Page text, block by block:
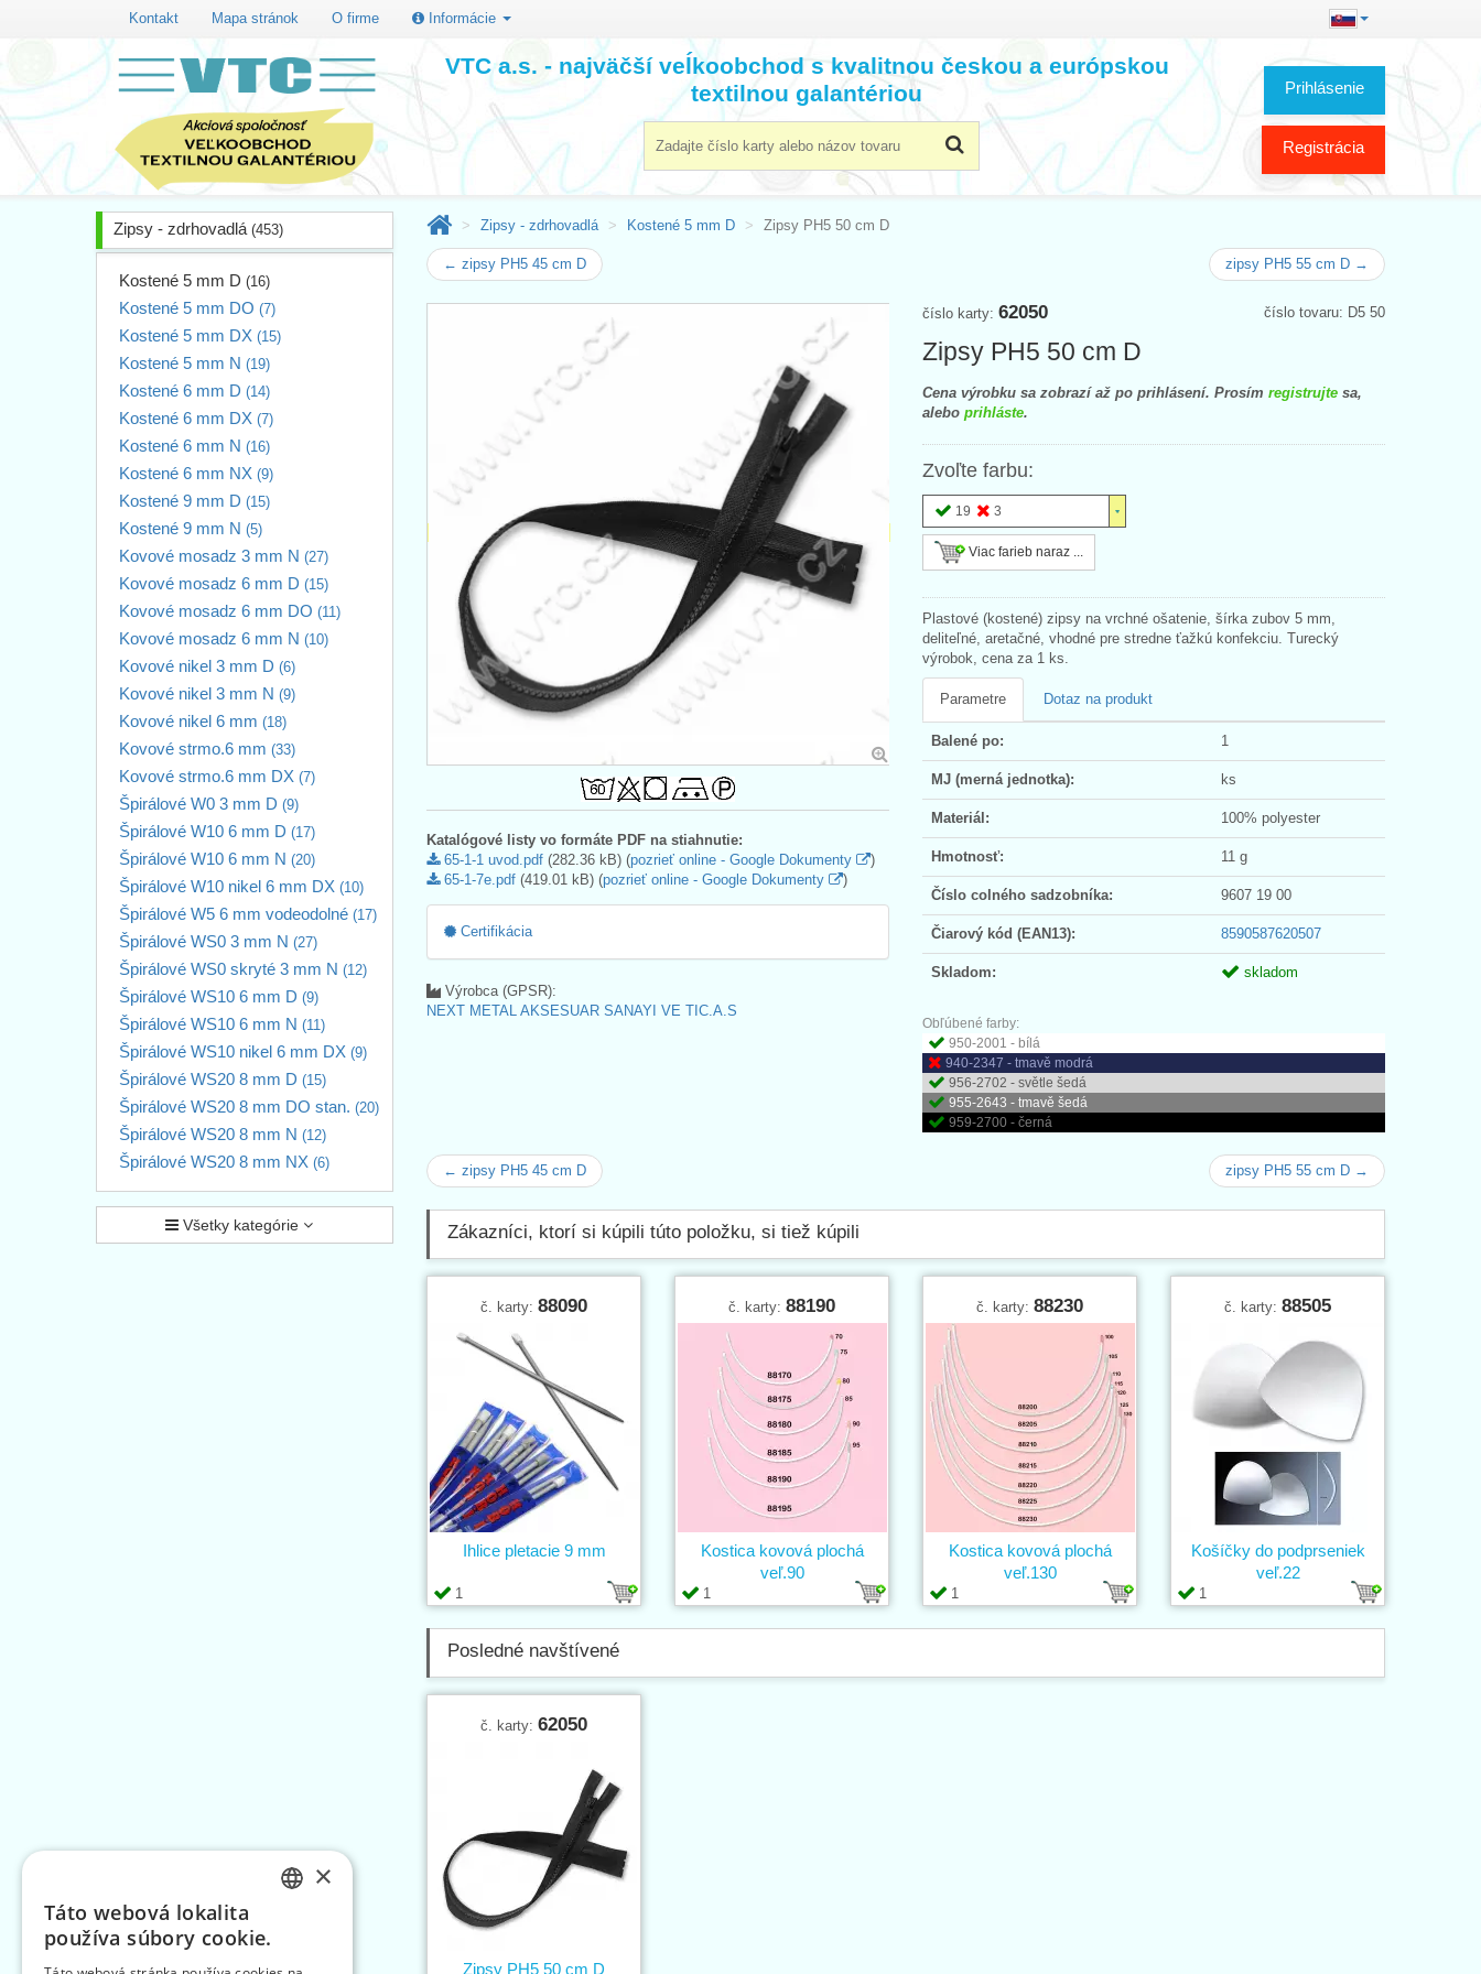
Kontakt Mapa stránok O firme Informácie
Prihlásenie
Registrácia
VTC a.s. - najväčší veĺkoobchod s kvalitnou českou a európskou
textilnou galantériou
Zipsy - zdrhovadlá (453)
Kostené 5 mm D (16)
Kostené 5 mm DO (7)
Kostené 5 mm DX (15)
Kostené 5 mm N (19)
Kostené 6 mm D (14)
Kostené 6 mm DX (7)
Kostené 6 mm N (16)
Kostené 6 mm NX (9)
Kostené 9 mm D (15)
Kostené 9 mm N (5)
Kovové mosadz 3 mm N (27)
Kovové mosadz 6 mm D (15)
Kovové mosadz 6 mm DO (11)
Kovové mosadz 6 mm N (10)
Kovové nikel 3 mm D (6)
Kovové nikel 3 mm N (9)
Kovové nikel 6 mm (18)
Kovové strmo.6 mm (33)
Kovové strmo.6 mm DX (7)
Špirálové W0 3 mm D (9)
Špirálové W10 6 mm D (17)
Špirálové W10 6 mm N (20)
Špirálové W10 nikel 6 mm DX (10)
Špirálové W5 6 mm vodeodolné (17)
Špirálové WS0 3 mm N (27)
Špirálové WS0 skryté 3 mm N (12)
Špirálové WS10 6 mm D (9)
Špirálové WS10 6 mm N (11)
Špirálové WS10 nikel 6 mm DX (9)
Špirálové WS20 8 mm D (15)
Špirálové WS20 8 mm DO stan. (20)
Špirálové WS20 8 mm N (12)
Špirálové WS20 8 mm NX (6)
Všetky kategórie
Zipsy - zdrhovadlá Kostené 5 mm D Zipsy PH5 50 cm D
← zipsy PH5 45 cm D zipsy PH5 55 cm D →
číslo tovaru: D5 50
číslo karty: 62050
Zipsy PH5 50 cm D
Cena výrobku sa zobrazí až po prihlásení. Prosím registrujte sa,
alebo prihláste.
Zvoľte farbu:
19 3
Viac farieb naraz ...
Plastové (kostené) zipsy na vrchné ošatenie, šírka zubov 5 mm,
deliteľné, aretačné, vhodné pre stredne ťažkú konfekciu. Turecký
výrobok, cena za 1 ks.
Parametre Dotaz na produkt
Balené po: 1
MJ (merná jednotka): ks
Materiál: 100% polyester
Hmotnosť: 11 g
Číslo colného sadzobníka: 9607 19 00
Čiarový kód (EAN13): 8590587620507
Skladom: skladom
Obľúbené farby:
950-2001 - bílá
940-2347 - tmavě modrá
956-2702 - světle šedá
955-2643 - tmavě šedá
959-2700 - černá
Katalógové listy vo formáte PDF na stiahnutie:
65-1-1 uvod.pdf (282.36 kB) (pozrieť online - Google Dokumenty
)
65-1-7e.pdf (419.01 kB) (pozrieť online - Google Dokumenty )
Certifikácia
Výrobca (GPSR):
NEXT METAL AKSESUAR SANAYI VE TIC.A.S
← zipsy PH5 45 cm D zipsy PH5 55 cm D →
Zákazníci, ktorí si kúpili túto položku, si tiež kúpili
č. karty: 88090
1
Ihlice pletacie 9 mm
č. karty: 88190
1
Kostica kovová plochá
veľ.90
č. karty: 88230
1
Kostica kovová plochá
veľ.130
č. karty: 88505
1
Košíčky do podprseniek
veľ.22
Posledné navštívené
č. karty: 62050
Zipsy PH5 50 cm D
×
Táto webová lokalita
používa súbory cookie.